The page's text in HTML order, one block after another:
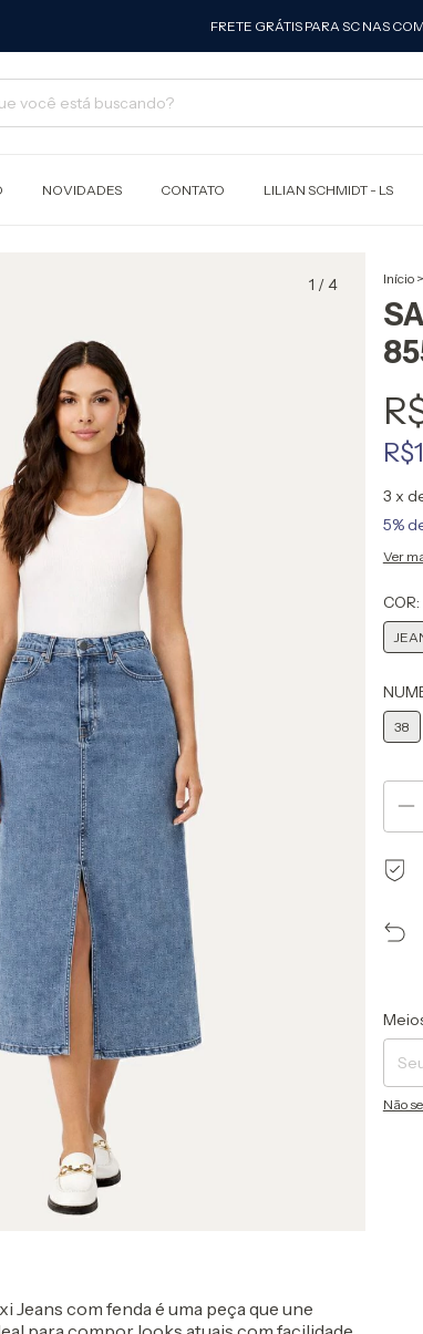
FRETE GRÁTIS PARA SC NAS
NOVIDADES CONTATO LILIAN SCHMIDT - LS
1 /4 Início >
3 x
5%
Ver
COR:
38
Não
Jeans com fenda é uma peça que une